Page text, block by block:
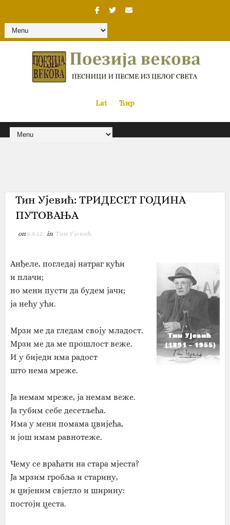
Lat« Ћир
Тин Ујевић‎: ТРИДЕСЕТ ГОДИНА
ПУТОВАЊА
on 8.9.12 in Тин Ујевић
Анђеле, погледај натраг кући
и плачи;
но мени пусти да будем јачи;
ја нећу ући.
Мрзи ме да гледам своју младост.
Мрзи ме да ме прошлост веже.
И у биједи има радост
што нема мреже.
Ја немам мреже, ја немам веже.
Ја губим себе десетљећа.
Има у мени помама цвијећа,
и још имам равнотеже.
Чему се враћати на стара мјеста?
Ја мрзим гробља и старину,
и цијеним свјетло и ширину:
постоји цеста.